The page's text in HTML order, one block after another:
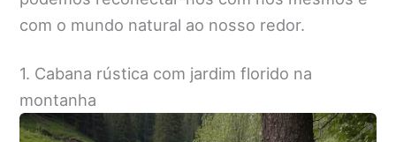
com o mundo natural ao nosso redor.
1. Cabana rústica com jardim florido na
montanha